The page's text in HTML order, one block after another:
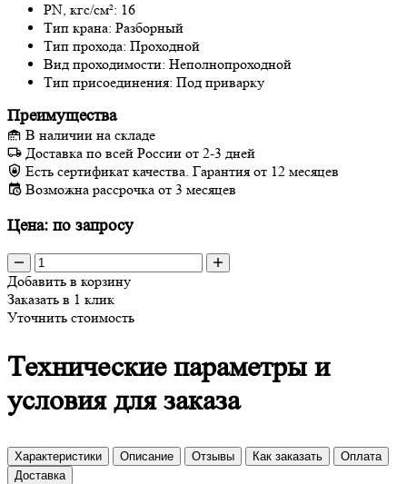
PN, кгс/см²: 16
Тип крана: Разборный
Тип прохода: Проходной
Вид проходимости: Неполнопроходной
Тип присоединения: Под приварку
Преимущества
В наличии на складе
Доставка по всей России от 2-3 дней
Есть сертификат качества. Гарантия от 12 месяцев
Возможна рассрочка от 3 месяцев
Цена: по запросу
Добавить в корзину
Заказать в 1 клик
Уточнить стоимость
Технические параметры и
условия для заказа
Характеристики Описание Отзывы Как заказать
Оплата
Доставка